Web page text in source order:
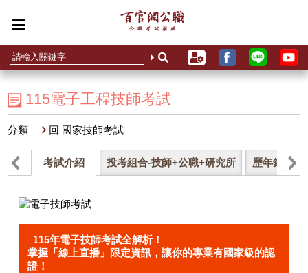
115電子工程技師考試
分類 回 國家技師考試
考試介紹 投考組合-技師+公職+研究所 歷年錄取率
115年電子技師考試全解析！
掌握「線上直播」限定資訊，讓你的專業有國家級的認
證！